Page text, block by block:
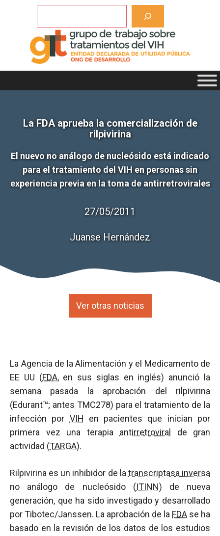
La FDA aprueba la comercialización de
rilpivirina
El nuevo no análogo de nucleósido está indicado
para el tratamiento del VIH en personas sin
experiencia previa en la toma de antirretrovirales
27/05/2011
Juanse Hernández
Ver otras noticias
La Agencia de la Alimentación y el Medicamento de
EE UU (FDA, en sus siglas en inglés) anunció la
semana pasada la aprobación del rilpivirina
(Edurant™; antes TMC278) para el tratamiento de la
infección por VIH en pacientes que inician por
primera vez una terapia antirretroviral
de gran
actividad (TARGA).
Rilpivirina es un inhibidor de la transcriptasa inversa
no análogo de nucleósido (ITINN) de nueva
generación, que ha sido investigado y desarrollado
por Tibotec/Janssen. La aprobación de la FDA se ha
basado en la revisión de los datos de los estudios